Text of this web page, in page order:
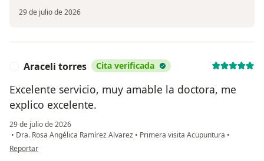
29 de julio de 2026
Araceli torres Cita verificada
Excelente servicio, muy amable la doctora, me
explico excelente.
29 de julio de 2026
• Dra. Rosa Angélica Ramírez Alvarez • Primera visita Acupuntura •
en opinión del usuario Araceli torres
Reportar